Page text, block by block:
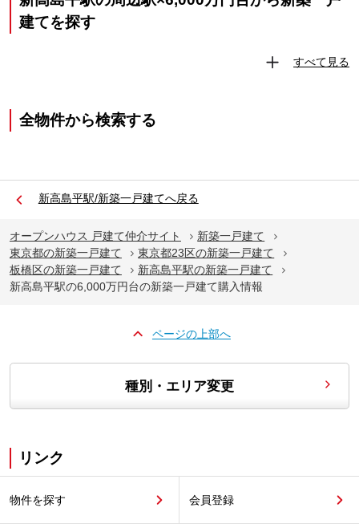
建てを探す
すべて見る
全物件から検索する
新高島平駅/新築一戸建てへ戻る
オープンハウス 戸建て仲介サイト
新築一戸建て
東京都の新築一戸建て
東京都23区の新築一戸建て
板橋区の新築一戸建て
新高島平駅の新築一戸建て
新高島平駅の6,000万円台の新築一戸建て購入情報
ページの上部へ
種別・エリア変更
リンク
物件を探す 会員登録